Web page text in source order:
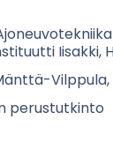
Ii­sak­ki,
pe­rus­tut­kin­to